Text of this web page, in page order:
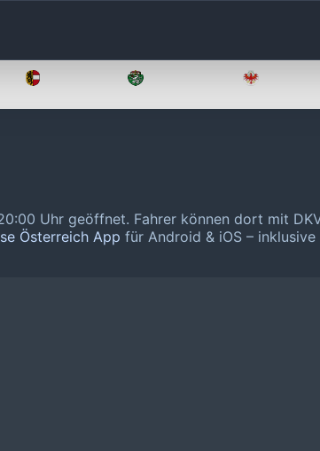
Uhr geöffnet. Fahrer können dort mit
Österreich App für Android & iOS –